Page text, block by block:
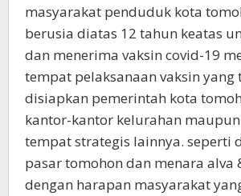
masyarakat penduduk kota
berusia diatas 12 tahun keatas
dan menerima vaksin covid-19
tempat pelaksanaan vaksin yang
disiapkan pemerintah kota
kantor-kantor kelurahan
tempat strategis lainnya. seperti
pasar tomohon dan menara alva
dengan harapan masyarakat